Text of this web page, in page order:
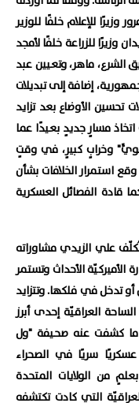
وزيرًا للإعلام خلفًا للوزير
للزراعة خلفًا لأمجد
الشرع، ماهر، وتعيين عبد
إضافة إلى تبديلات
الأوضاع بعد تزايد
مسارٍ جديدٍ بعيدًا عما
وخرابٍ كبيرٍ، في وقتٍ
استمرار الخلافات بشأن
قادة الفصائل العسكرية
علي الزيدي مشاوراته
الأميركيّة الأحداث وتستمر
أو تدخل في فلكها. وتتزايد
الساحة العراقيّة إحدى أبرز
ما كشفت عنه صحيفة "ول
سريًا في الصحراء
من الولايات المتحدة
التي كادت تكتشفه